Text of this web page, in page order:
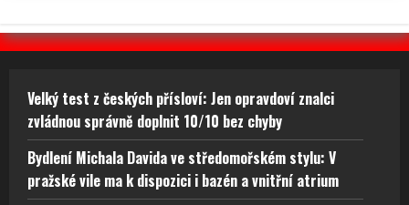
Velký test z českých přísloví: Jen opravdoví znalci
zvládnou správně doplnit 10/10 bez chyby
Bydlení Michala Davida ve středomořském stylu: V
pražské vile ma k dispozici i bazén a vnitřní atrium